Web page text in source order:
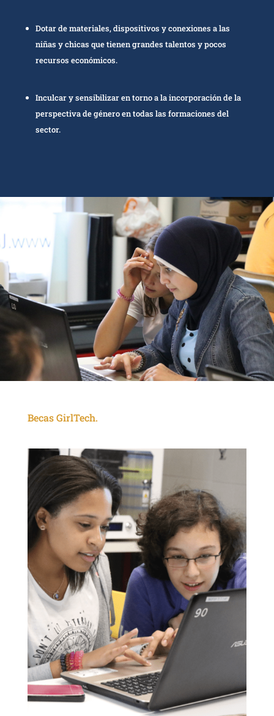
Dotar de materiales, dispositivos y conexiones a las
niñas y chicas que tienen grandes talentos y pocos
recursos económicos.
Inculcar y sensibilizar en torno a la incorporación de la
perspectiva de género en todas las formaciones del
sector.
Becas GirlTech.